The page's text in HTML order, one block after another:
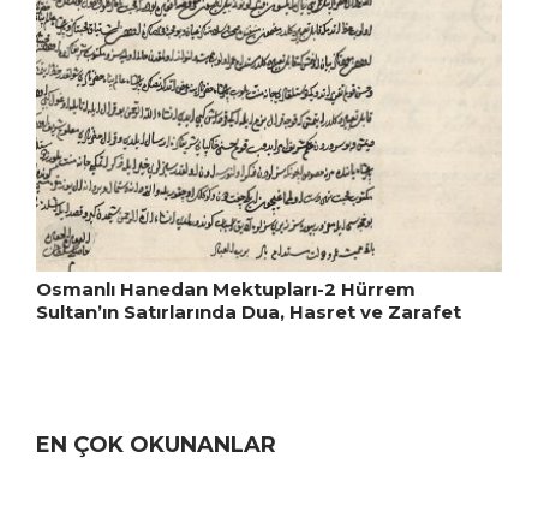
Osmanlı Hanedan Mektupları-2 Hürrem
Sultan’ın Satırlarında Dua, Hasret ve Zarafet
EN ÇOK OKUNANLAR